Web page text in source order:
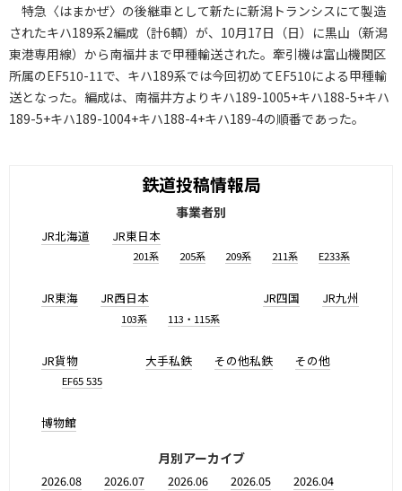
特急〈はまかぜ〉の後継車として新たに新潟トランシスにて製造
されたキハ189系2編成（計6輌）が、10月17日（日）に黒山（新潟
東港専用線）から南福井まで甲種輸送された。牽引機は富山機関区
所属のEF510-11で、キハ189系では今回初めてEF510による甲種輸
送となった。編成は、南福井方よりキハ189-1005+キハ188-5+キハ
189-5+キハ189-1004+キハ188-4+キハ189-4の順番であった。
鉄道投稿情報局
事業者別
JR北海道 JR東日本
201系 205系 209系 211系 E233系
JR東海 JR西日本
103系 113・115系
JR四国 JR九州
JR貨物
EF65 535
大手私鉄 その他私鉄 その他
博物館
月別アーカイブ
2026.08 2026.07 2026.06 2026.05
2026.04